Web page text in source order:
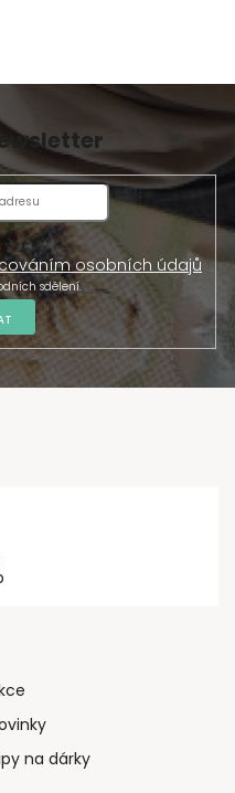
osobních údajů
sdělení.
na dárky